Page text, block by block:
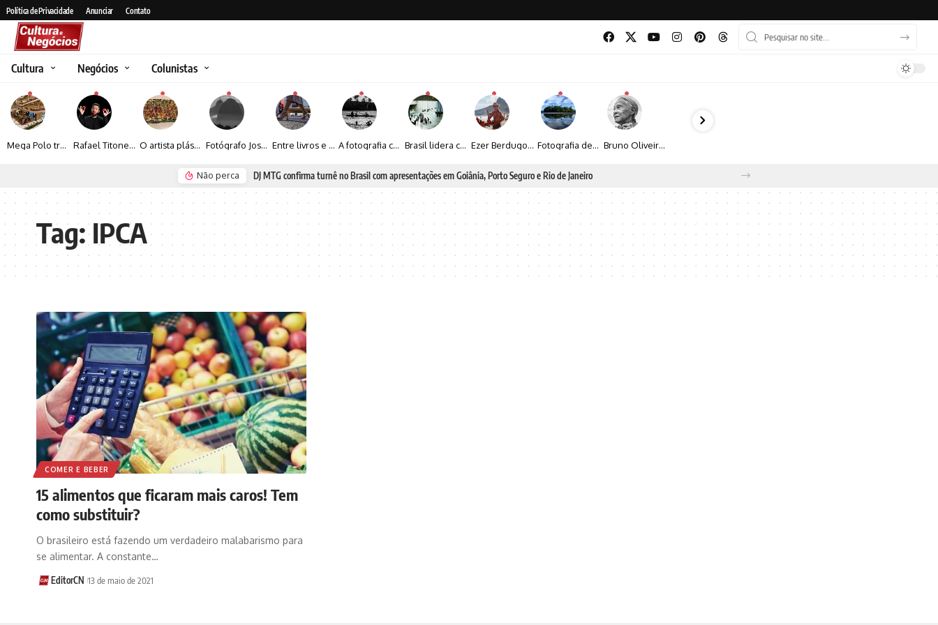
Política de Privacidade Anunciar Contato
Cultura Negócios Colunistas
Mega Polo transforma lançamento de coleção em plataforma nacional de negócios e projeta crescimento de mais de 15% Rafael Titonelly leva magia e acolhimento a crianças em tratamento oncológico em Juiz de Fora O artista plástico Jorge Luiz transforma sustentabilidade e criatividade em arte contemporânea Fotógrafo José Roberto apresenta um olhar sensível sobre arquitetura, formas e luz na fotografia Entre livros e fotografia autoral, Sebastião Reis consolida uma trajetória marcada pelo olhar artístico A fotografia contemporânea de Cynthia Feyh Jappur entre luz, movimento e arte Brasil lidera crescimento entre os 15 maiores mercados globais de viagens corporativas Ezer Berdugo transforma experiências multiculturais e memórias em narrativas visuais por meio da fotografia Fotografia de Fátima Carlini transforma paisagens naturais em experiências de contemplação Bruno Oliveira retrata o cotidiano urbano por meio da fotografia em preto e branco
Não perca
DJ MTG confirma turnê no Brasil com apresentações em Goiânia, Porto Seguro e Rio de Janeiro
Tag:IPCA
COMER E BEBER
15 alimentos que ficaram mais caros! Tem
como substituir?
O brasileiro está fazendo um verdadeiro malabarismo para
se alimentar. A constante…
EditorCN 13 de maio de 2021